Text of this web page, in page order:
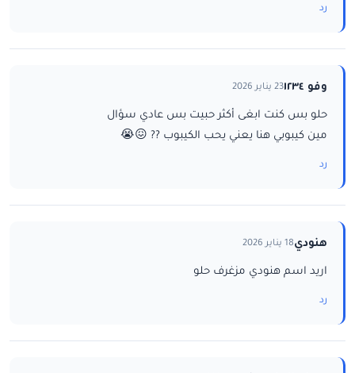
رد
وفو ١٢٣٤ 23 يناير 2026
حلو بس كنت ابغى أكثر حبيت بس عادي سؤال
مين كيبوبي هنا يعني يحب الكيبوب ?? 😖😭
رد
هنودي18 يناير 2026
اريد اسم هنودي مزغرف حلو
رد